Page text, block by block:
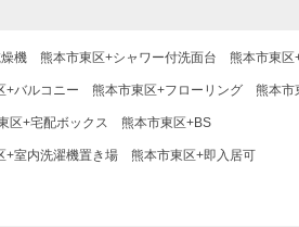
機 熊本市東区+シャワー付洗面台 熊本市東区
+バルコニー 熊本市東区+フローリング 熊本市
区+宅配ボックス 熊本市東区+BS
+室内洗濯機置き場 熊本市東区+即入居可